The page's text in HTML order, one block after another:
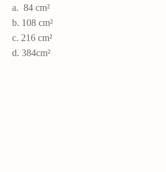
a. 84 cm²
b. 108 cm²
c. 216 cm²
d. 384cm²